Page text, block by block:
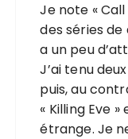
Je note «
des séries
a un peu
J’ai tenu
puis, au
« Killing Eve
étrange. Je